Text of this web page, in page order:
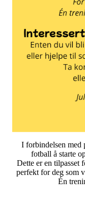
I forbindelsen
fotball å starte
Dette er en tilpasset
perfekt for deg som
Én